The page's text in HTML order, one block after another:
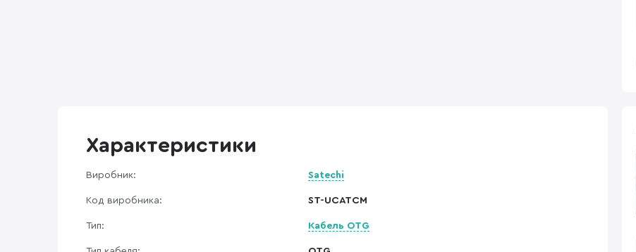
Характеристики
Виробник: Satechi
Код виробника: ST-UCATCM
Тип: Кабель OTG